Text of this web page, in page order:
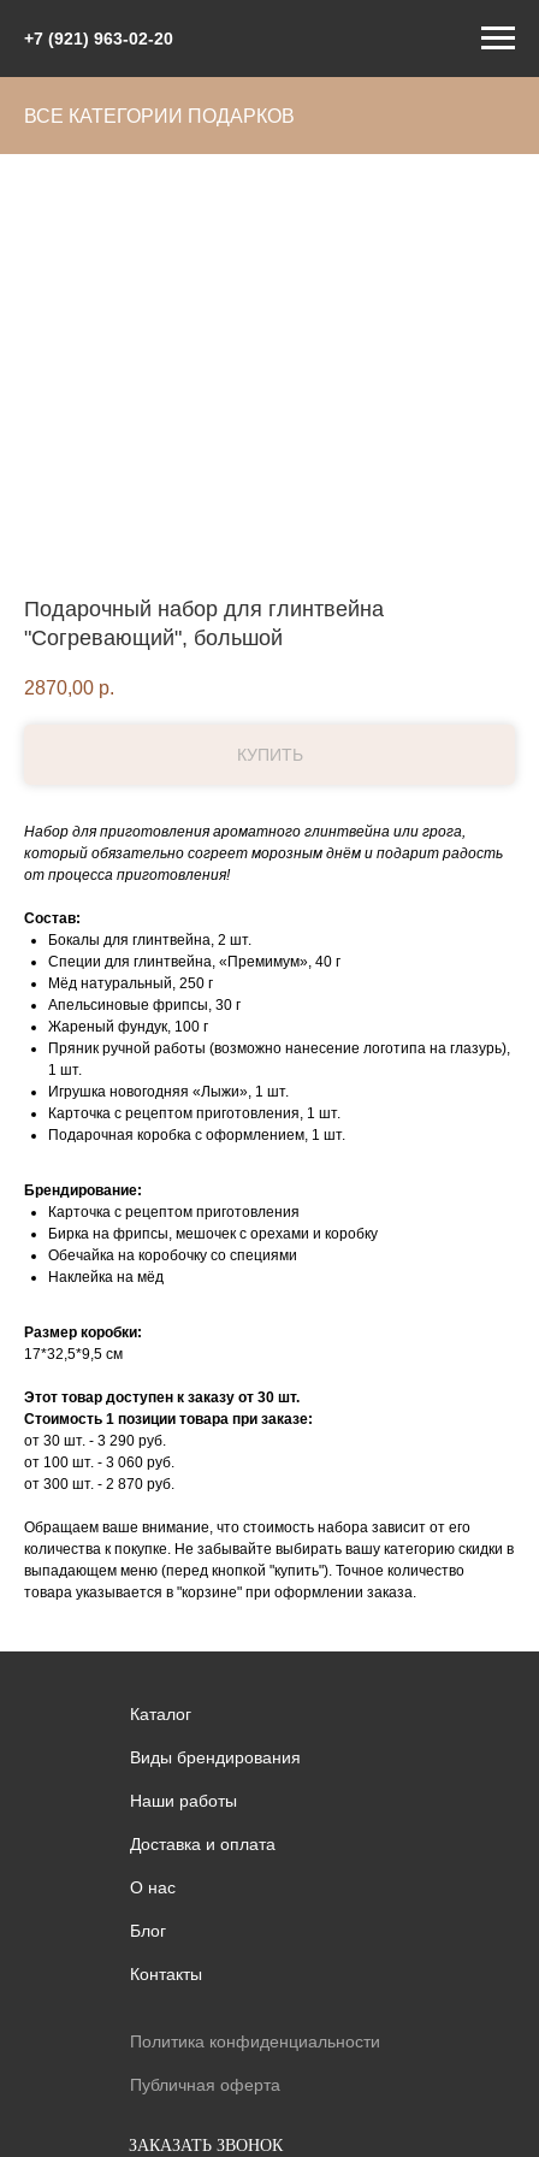
+7 (921) 963-02-20
ВСЕ КАТЕГОРИИ ПОДАРКОВ
Подарочный набор для глинтвейна
"Согревающий", большой
2870,00 р.
КУПИТЬ
Набор для приготовления ароматного глинтвейна или грога,
который обязательно согреет морозным днём и подарит радость
от процесса приготовления!
Состав:
Бокалы для глинтвейна, 2 шт.
Специи для глинтвейна, «Премимум», 40 г
Мёд натуральный, 250 г
Апельсиновые фрипсы, 30 г
Жареный фундук, 100 г
Пряник ручной работы (возможно нанесение логотипа на глазурь),
1 шт.
Игрушка новогодняя «Лыжи», 1 шт.
Карточка с рецептом приготовления, 1 шт.
Подарочная коробка с оформлением, 1 шт.
Брендирование:
Карточка с рецептом приготовления
Бирка на фрипсы, мешочек с орехами и коробку
Обечайка на коробочку со специями
Наклейка на мёд
Размер коробки:
17*32,5*9,5 см
Этот товар доступен к заказу от 30 шт.
Стоимость 1 позиции товара при заказе:
от 30 шт. - 3 290 руб.
от 100 шт. - 3 060 руб.
от 300 шт. - 2 870 руб.
Обращаем ваше внимание, что стоимость набора зависит от его
количества к покупке. Не забывайте выбирать вашу категорию скидки в
выпадающем меню (перед кнопкой "купить"). Точное количество
товара указывается в "корзине" при оформлении заказа.
О нас
Каталог
Публичная оферта
Политика конфиденциальности
Виды брендирования
Наши работы
Доставка и оплата
Блог
Контакты
ЗАКАЗАТЬ ЗВОНОК